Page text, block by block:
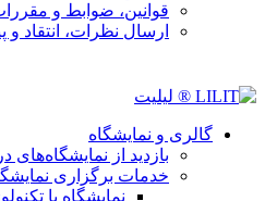
قوانین، ضوابط و
ارسال نظرات، انتقاد و
گالری و نمایشگاه
بازدید از نمایشگاه‌های
خدمات برگزاری
نمایشگاه با